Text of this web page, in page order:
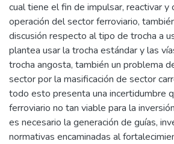
cual tiene el fin de impulsar, reactivar y
operación del sector ferroviario,
discusión respecto al tipo de trocha a
plantea usar la trocha estándar y las
trocha angosta, también un problema
sector por la masificación de sector
todo esto presenta una incertidumbre
ferroviario no tan viable para la
es necesario la generación de guías,
normativas encaminadas al